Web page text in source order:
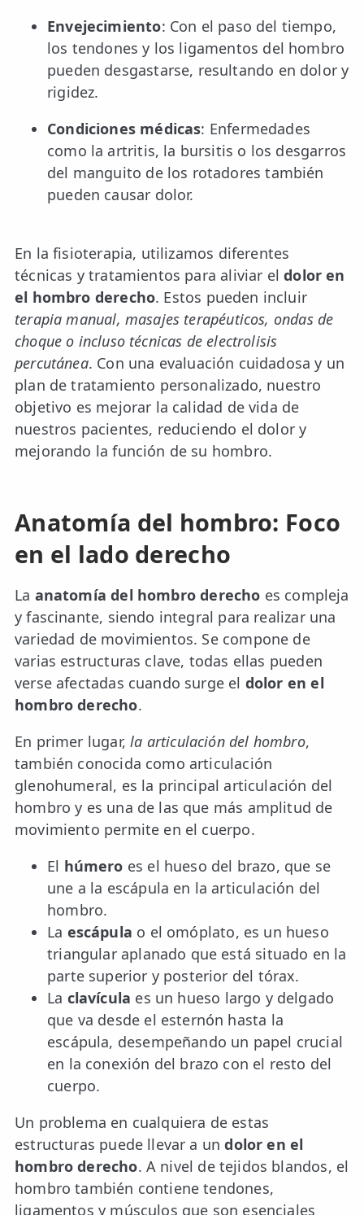
✨ Drenaje Linfático Manual
✨ Presoterapia
✨ Cicatrices y Estrías
LESIONES
FRECUENTES
Rotura Fibrilar
Dolor de Cabeza
Hernia Discal
Fascitis Plantar
Lumbalgia
Ciática
Bursitis de Hombro
Síndrome Piramidal
Tendinitis de Aquiles
Envejecimiento: Con el paso del tiempo,
los tendones y los ligamentos del hombro
pueden desgastarse, resultando en dolor y
rigidez.
Condiciones médicas: Enfermedades
como la artritis, la bursitis o los desgarros
del manguito de los rotadores también
pueden causar dolor.
En la fisioterapia, utilizamos diferentes
técnicas y tratamientos para aliviar eldolor en
el hombro derecho. Estos pueden incluir
terapia manual, masajes terapéuticos, ondas de
choque o incluso técnicas de electrolisis
percutánea. Con una evaluación cuidadosa y un
plan de tratamiento personalizado, nuestro
objetivo es mejorar la calidad de vida de
nuestros pacientes, reduciendo el dolor y
mejorando la función de su hombro.
Anatomía del hombro: Foco
en el lado derecho
La anatomía del hombro derecho es compleja
y fascinante, siendo integral para realizar una
variedad de movimientos. Se compone de
varias estructuras clave, todas ellas pueden
verse afectadas cuando surge el dolor en el
hombro derecho.
En primer lugar,la articulación del hombro,
también conocida como articulación
glenohumeral, es la principal articulación del
hombro y es una de las que más amplitud de
movimiento permite en el cuerpo.
El húmero es el hueso del brazo, que se
une a la escápula en la articulación del
hombro.
La escápula o el omóplato, es un hueso
triangular aplanado que está situado en la
parte superior y posterior del tórax.
La clavícula es un hueso largo y delgado
que va desde el esternón hasta la
escápula, desempeñando un papel crucial
en la conexión del brazo con el resto del
cuerpo.
Un problema en cualquiera de estas
estructuras puede llevar a undolor en el
hombro derecho. A nivel de tejidos blandos, el
hombro también contiene tendones,
ligamentos y músculos que son esenciales